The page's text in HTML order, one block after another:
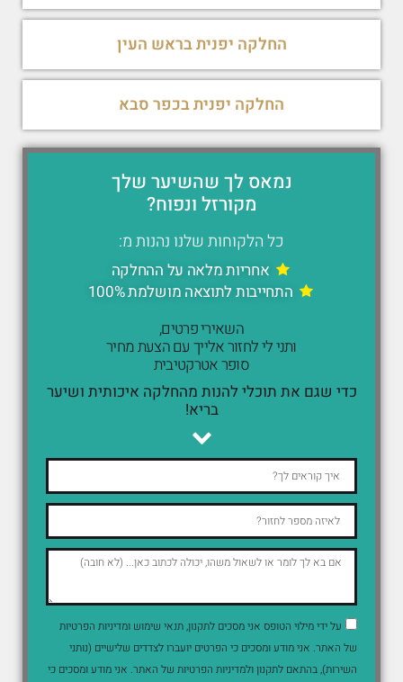
החלקה יפנית בראש העין
החלקה יפנית בכפר סבא
נמאס לך שהשיער שלך
מקורזל ונפוח?
כל הלקוחות שלנו נהנות מ:
אחריות מלאה על ההחלקה
התחייבות לתוצאה מושלמת 100%
השאירי פרטים,
ותני לי לחזור אלייך עם הצעת מחיר
סופר אטרקטיבית
כדי שגם את תוכלי להנות מהחלקה איכותית ושיער
בריא!
על ידי מילוי הטופס אני מסכים לתקנון, תנאי שימוש ומדיניות הפרטיות
של האתר. אני מודע ומסכים כי הפרטים יועברו לצדדים שלישיים (נותני
השירות), בהתאם לתקנון ולמדיניות הפרטיות של האתר. אני מודע ומסכים כי